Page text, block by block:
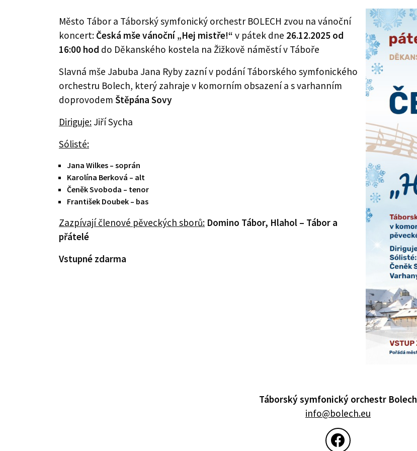
Město Tábor a Táborský symfonický orchestr BOLECH zvou na vánoční
koncert: Česká mše vánoční „Hej mistře!“ v pátek dne 26.12.2025 od
16:00 hod do Děkanského kostela na Žižkově náměstí v Táboře
Slavná mše Jabuba Jana Ryby zazní v podání Táborského symfonického
orchestru Bolech, který zahraje v komorním obsazení a s varhanním
doprovodem Štěpána Sovy
Diriguje: Jiří Sycha
Sólisté:
Jana Wilkes – soprán
Karolína Berková – alt
Čeněk Svoboda – tenor
František Doubek – bas
Zazpívají členové pěveckých sborů: Domino Tábor, Hlahol – Tábor a
přátelé
Vstupné zdarma
Táborský symfonický orchestr Bolech
info@bolech.eu